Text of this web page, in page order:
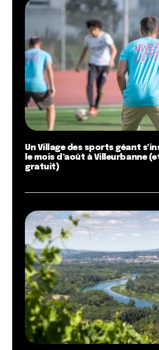
Un Village des sports géant
le mois d’août à Villeurbanne
gratuit)